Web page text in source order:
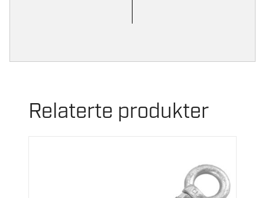
Relaterte produkter